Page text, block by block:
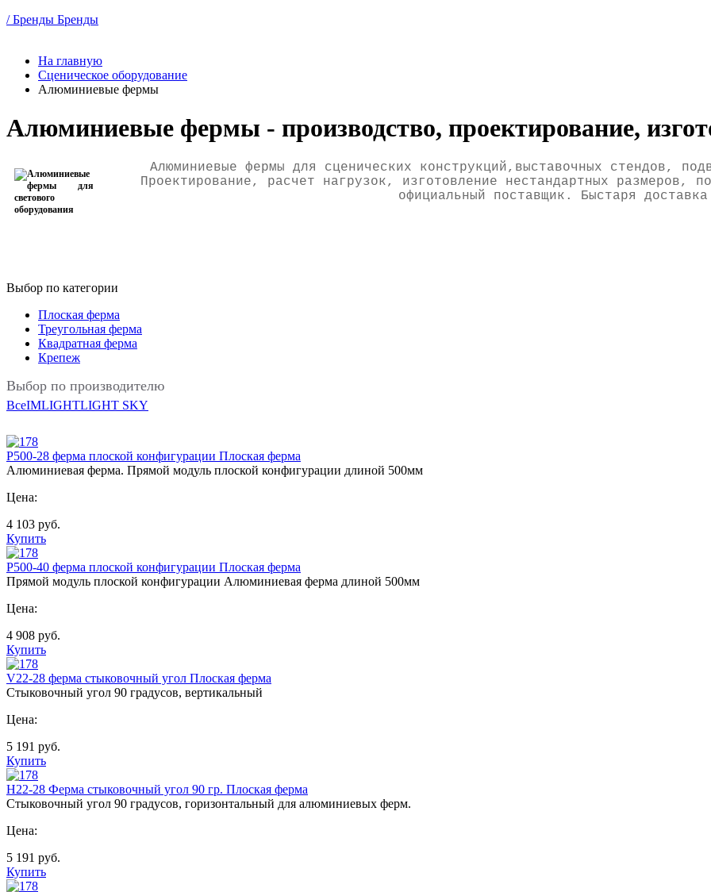
/ Бренды Бренды
На главную
Сценическое оборудование
Алюминиевые фермы
Алюминиевые фермы - производство, проектирование,
Алюминиевые фермы для сценических конструкций,выставочных стендов,
Проектирование, расчет нагрузок, изготовление нестандартных размеров,
официальный поставщик. Быстаря
Выбор по категории
Плоская ферма
Треугольная ферма
Квадратная ферма
Крепеж
Выбор по производителю
ВсеIMLIGHTLIGHT SKY
P500-28 ферма плоской конфигурации Плоская ферма
Алюминиевая ферма. Прямой модуль плоской конфигурации длиной 500мм
Цена:
4 103 руб.
Купить
P500-40 ферма плоской конфигурации Плоская ферма
Прямой модуль плоской конфигурации Алюминиевая ферма длиной 500мм
Цена:
4 908 руб.
Купить
V22-28 ферма стыковочный угол Плоская ферма
Стыковочный угол 90 градусов, вертикальный
Цена:
5 191 руб.
Купить
Н22-28 Ферма стыковочный угол 90 гр. Плоская ферма
Стыковочный угол 90 градусов, горизонтальный для алюминиевых ферм.
Цена:
5 191 руб.
Купить